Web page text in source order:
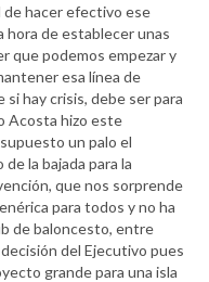
de hacer efectivo ese
hora de establecer unas
que podemos empezar y
esa línea de
hay crisis, debe ser para
Acosta hizo este
un palo el
la bajada para la
que nos sorprende
para todos y no ha
de baloncesto, entre
del Ejecutivo pues
grande para una isla